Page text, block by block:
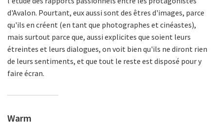
d'Avalon. Pourtant, eux aussi sont des êtres d'images, parce
qu'ils en créent (en tant que photographes et cinéastes),
mais surtout parce que, aussi explicites que soient leurs
étreintes et leurs dialogues, on voit bien qu'ils ne diront rien
de leurs sentiments, et que tout le reste est disposé pour y
faire écran.
Warm